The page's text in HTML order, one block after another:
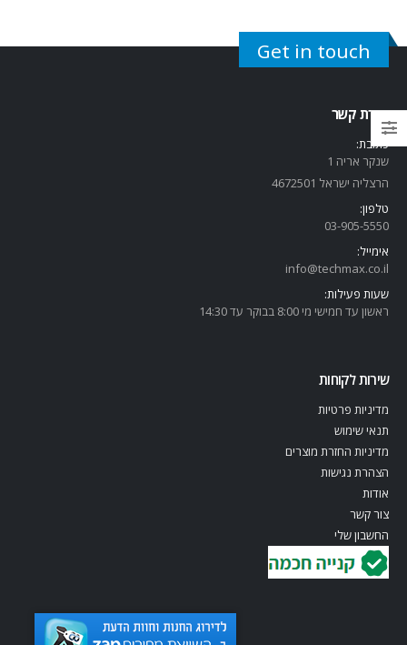
Get in touch
יצירת קשר
כתובת:
שנקר אריה 1
הרצליה ישראל 4672501
טלפון:
03-905-5550
אימייל:
info@techmax.co.il
שעות פעילות:
ראשון עד חמישי מי 8:00 בבוקר עד 14:30
שירות לקוחות
מדיניות פרטיות
תנאי שימוש
מדיניות החזרת מוצרים
הצהרת נגישות
אודות
צור קשר
החשבון שלי